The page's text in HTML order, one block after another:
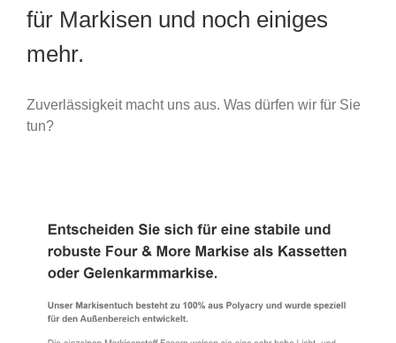
für Markisen und noch einiges
mehr.
Zuverlässigkeit macht uns aus. Was dürfen wir für Sie
tun?